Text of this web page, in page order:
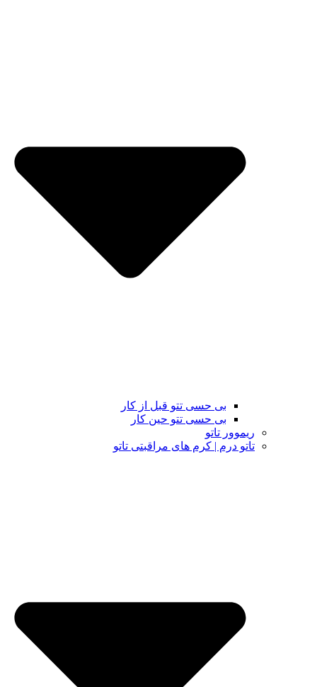
بی حسی تتو قبل از کار
بی حسی تتو حین کار
ریموور تاتو
تاتو درم | کرم های مراقبتی تاتو